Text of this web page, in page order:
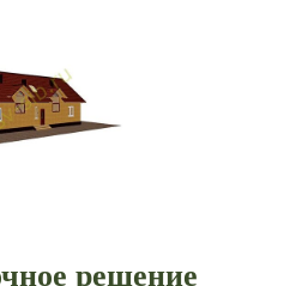
решение